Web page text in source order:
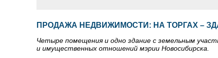
ПРОДАЖА НЕДВИЖИМОСТИ: НА ТОРГАХ –
Четыре помещения и одно здание с земельным
и имущественных отношений мэрии Новосибирска.